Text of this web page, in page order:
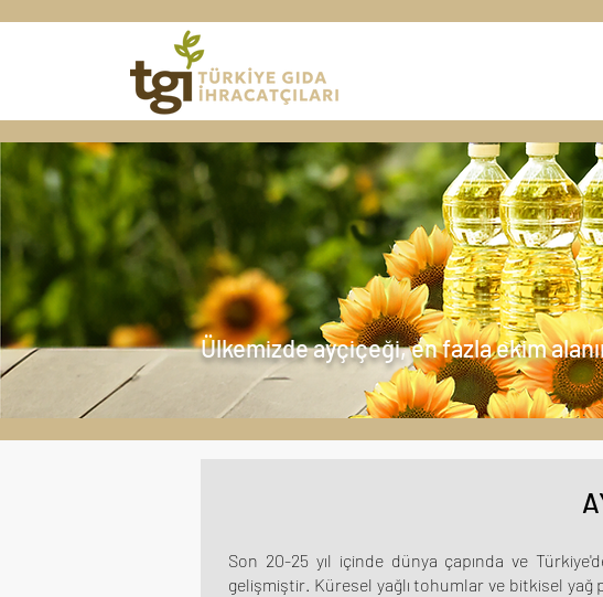
Ülkemizde ayçiçeği, en fazla ekim
Son 20-25 yıl içinde dünya çapında ve
gelişmiştir. Küresel yağlı tohumlar ve bitkisel